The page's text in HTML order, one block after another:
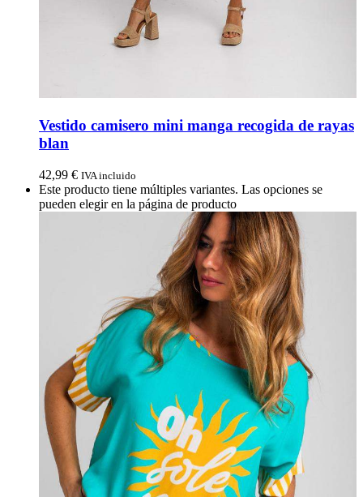
Vestido camisero mini manga recogida de rayas
blan
42,99 € IVA incluido
Este producto tiene múltiples variantes. Las opciones se
pueden elegir en la página de producto